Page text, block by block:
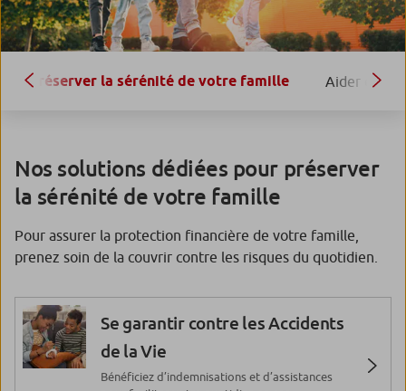
Préserver la sérénité de votre famille Aider et
Nos solutions dédiées pour préserver
la sérénité de votre famille
Pour assurer la protection financière de votre famille,
prenez soin de la couvrir contre les risques du quotidien.
Se garantir contre les Accidents
de la Vie
Bénéficiez d’indemnisations et d’assistances